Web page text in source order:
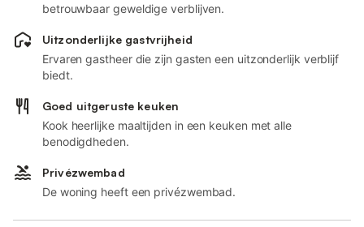
betrouwbaar geweldige verblijven.
Uitzonderlijke gastvrijheid
Ervaren gastheer die zijn gasten een uitzonderlijk verblijf
biedt.
Goed uitgeruste keuken
Kook heerlijke maaltijden in een keuken met alle
benodigdheden.
Privézwembad
De woning heeft een privézwembad.